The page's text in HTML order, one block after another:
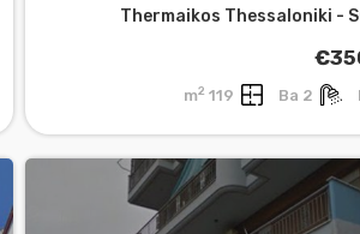
Thermaikos Thessaloniki -
2 Ba
119 m
2